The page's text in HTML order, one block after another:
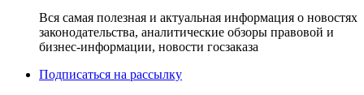
Вся самая полезная и актуальная информация о новостях
законодательства, аналитические обзоры правовой и
бизнес-информации, новости госзаказа
Подписаться на рассылку